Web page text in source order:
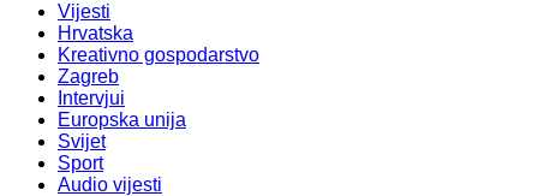
Vijesti
Hrvatska
Kreativno gospodarstvo
Zagreb
Intervjui
Europska unija
Svijet
Sport
Audio vijesti